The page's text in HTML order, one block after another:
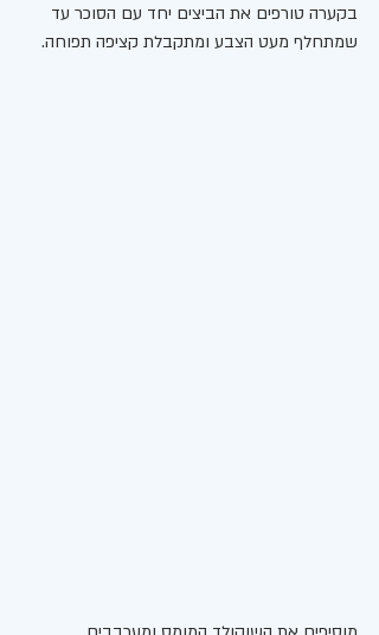
בקערה טורפים את הביצים יחד עם הסוכר עד
שמתחלף מעט הצבע ומתקבלת קציפה תפוחה.